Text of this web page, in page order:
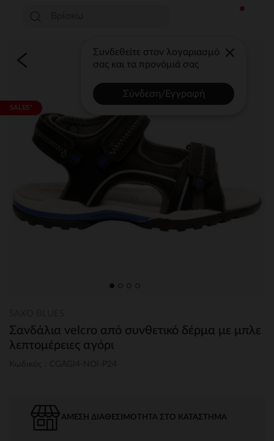
Συνδεθείτε στον λογαριασμό
σας και τα προνόμιά σας
Σύνδεση/Εγγραφή
SALES*
Σανδάλια velcro από συνθετικό δέρμα με μπλε
λεπτομέρειες αγόρι
ΆΜΕΣΗ ΔΙΑΘΕΣΙΜΌΤΗΤΑ ΣΤΟ ΚΑΤΆΣΤΗΜΑ